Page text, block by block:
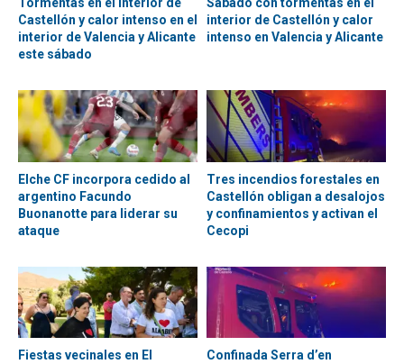
Castellón y calor intenso en el
interior de Valencia y Alicante
este sábado
interior de Castellón y calor
intenso en Valencia y Alicante
Elche CF incorpora cedido al
argentino Facundo
Buonanotte para liderar su
ataque
Tres incendios forestales en
Castellón obligan a desalojos
y confinamientos y activan el
Cecopi
Fiestas vecinales en El
Confinada Serra d’en